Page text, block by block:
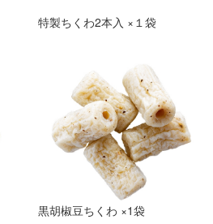
特製ちくわ2本入 ×１袋
黒胡椒豆ちくわ ×1袋